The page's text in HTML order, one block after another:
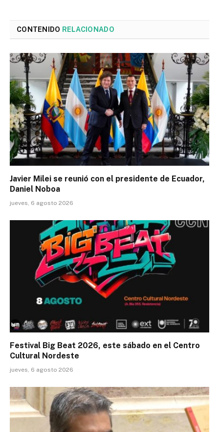
CONTENIDO RELACIONADO
Javier Milei se reunió con el presidente de Ecuador,
Daniel Noboa
jueves, 6 agosto 2026
Festival Big Beat 2026, este sábado en el Centro
Cultural Nordeste
jueves, 6 agosto 2026